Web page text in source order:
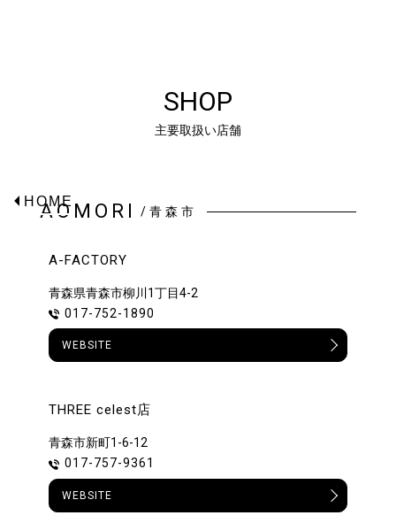
HOME
SHOP
主要取扱い店舗
AOMORI /青森市
A-FACTORY
青森県青森市柳川1丁目4-2
017-752-1890
WEBSITE
THREE celest店
青森市新町1-6-12
017-757-9361
WEBSITE